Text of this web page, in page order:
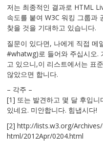
저는 최종적인 결과로 HTML
속도를 붙여 W3C 워킹 그룹과
찾을 것을 기대하고 있습니다.
질문이 있다면, 나에게 직접 메
#whatwg)로 들어와 주십시오.
고 있으니,이 리스트에서는 표
않았으면 합니다.
– 각주 –
[1] 또는 발견하고 몇 달 후입니
있네요. 미안합니다. 힘냅시다!
[2] http://lists.w3.org/
html/2012Apr/0204.html